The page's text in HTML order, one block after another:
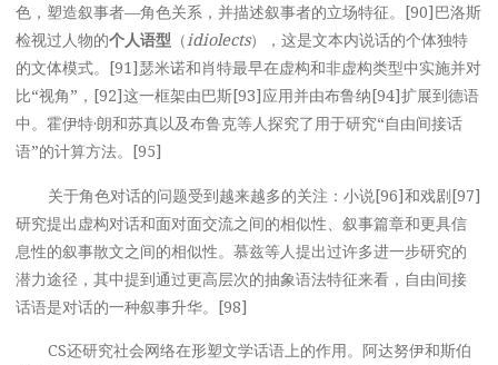
色，塑造叙事者—角色关系，并描述叙事者的立场特征。[90]巴洛斯
检视过人物的个人语型 （idiolects），这是文本内说话的个体独特
的文体模式。[91]瑟米诺和肖特最早在虚构和非虚构类型中实施并对
比“视角”，[92]这一框架由巴斯[93]应用并由布鲁纳[94]扩展到德语
中。霍伊特·朗和苏真以及布鲁克等人探究了用于研究“自由间接话
语”的计算方法。[95]
关于角色对话的问题受到越来越多的关注：小说[96]和戏剧[97]
研究提出虚构对话和面对面交流之间的相似性、叙事篇章和更具信
息性的叙事散文之间的相似性。慕兹等人提出过许多进一步研究的
潜力途径，其中提到通过更高层次的抽象语法特征来看，自由间接
话语是对话的一种叙事升华。[98]
CS还研究社会网络在形塑文学话语上的作用。阿达努伊和斯伯